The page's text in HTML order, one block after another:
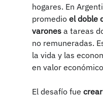
hogares. En
promedio el doble
varones a tareas
no remuneradas.
la vida y las
en valor
El desafío fue